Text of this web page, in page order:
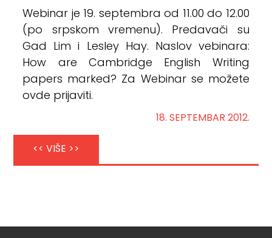
Webinar je 19. septembra od 11.00 do 12.00
(po srpskom vremenu). Predavači su
Gad Lim i Lesley Hay. Naslov vebinara:
How are Cambridge English Writing
papers marked? Za Webinar se možete
ovde prijaviti.
18. SEPTEMBAR 2012.
<< VIŠE >>